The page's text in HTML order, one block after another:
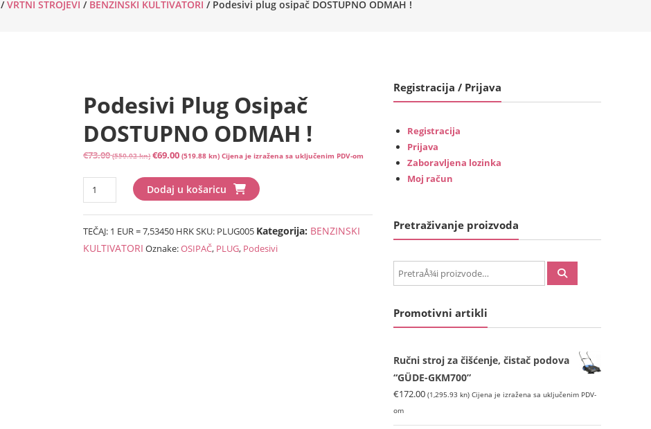
/VRTNI STROJEVI / BENZINSKI KULTIVATORI / Podesivi plug osipač DOSTUPNO ODMAH !
Podesivi Plug Osipač
DOSTUPNO ODMAH !
€73.00 (550.02 kn)Izvorna
bila
je:
€73.00
(550.02
kn).
€69.00 (519.88 kn)Trenutna
je:
€69.00
(519.88
kn).
Cijena je izražena sa uključenim PDV-om
Podesivi
plug
osipač
DOSTUPNO
ODMAH
Dodaj u košaricu
TEČAJ: 1 EUR = 7,53450 HRKSKU: PLUG005 Kategorija: BENZINSKI
KULTIVATORI Oznake:OSIPAČ, PLUG, Podesivi
Registracija / Prijava
Registracija
Prijava
Zaboravljena lozinka
Moj račun
Pretraživanje proizvoda
PretraÅ¾i:
Promotivni artikli
Ručni stroj za čišćenje, čistač podova
“GÜDE-GKM700”
€172.00 (1,295.93 kn) Cijena je izražena sa uključenim PDV-
om